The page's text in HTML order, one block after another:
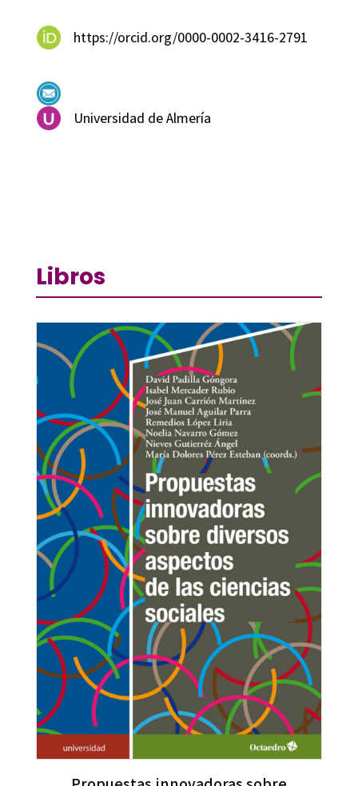
https://orcid.org/0000-0002-3416-2791
Universidad de Almería
Libros